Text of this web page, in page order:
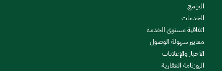
البرامج
الخدمات
اتفاقية مستوى الخدمة
معايير سهولة الوصول
الأخبار والإعلانات
الروزنامة العقارية